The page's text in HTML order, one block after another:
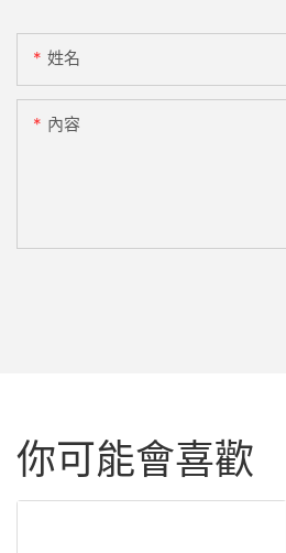
姓名
內容
你可能會喜歡